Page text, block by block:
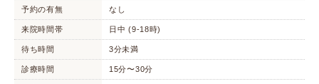
予約の有無 なし
来院時間帯 日中 (9-18時)
待ち時間 3分未満
診療時間 15分〜30分